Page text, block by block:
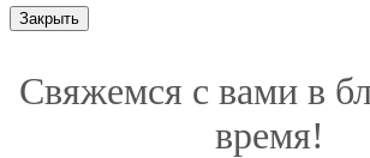
Закрыть
Свяжемся с вами в
время!